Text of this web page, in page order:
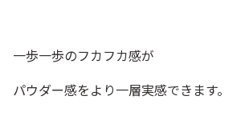
一歩一歩のフカフカ感が
パウダー感をより一層実感できます。